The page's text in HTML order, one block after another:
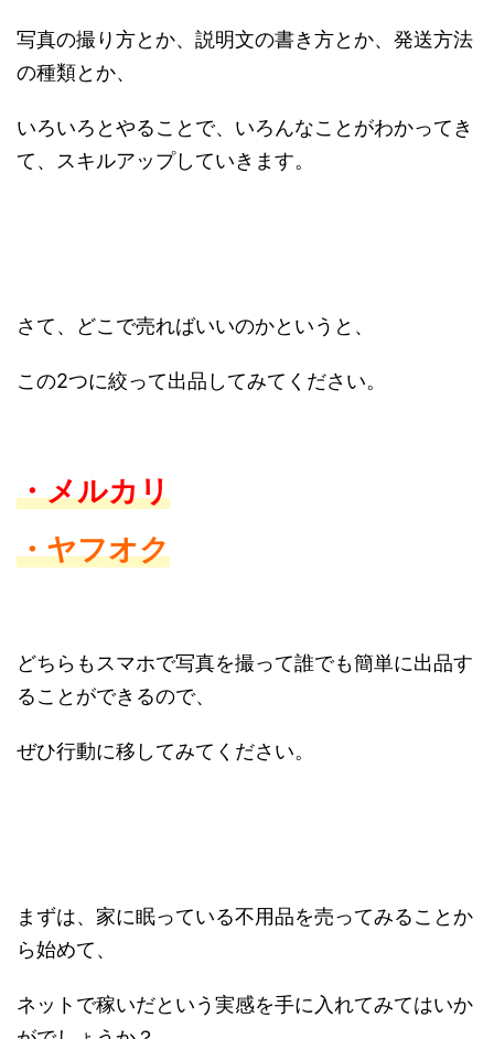
写真の撮り方とか、説明文の書き方とか、発送方法
の種類とか、
いろいろとやることで、いろんなことがわかってき
て、スキルアップしていきます。
さて、どこで売ればいいのかというと、
この2つに絞って出品してみてください。
・メルカリ
・ヤフオク
どちらもスマホで写真を撮って誰でも簡単に出品す
ることができるので、
ぜひ行動に移してみてください。
まずは、家に眠っている不用品を売ってみることか
ら始めて、
ネットで稼いだという実感を手に入れてみてはいか